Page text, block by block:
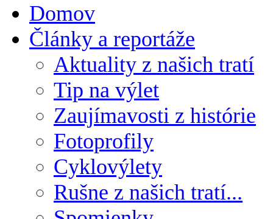
Domov
Články a reportáže
Aktuality z našich tratí
Tip na výlet
Zaujímavosti z histórie
Fotoprofily
Cyklovýlety
Rušne z našich tratí...